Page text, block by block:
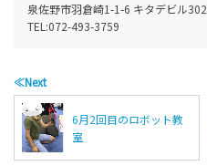
泉佐野市羽倉崎1-1-6 キタデビル302
TEL:072-493-3759
≪Next
6月2回目のロボット教
室